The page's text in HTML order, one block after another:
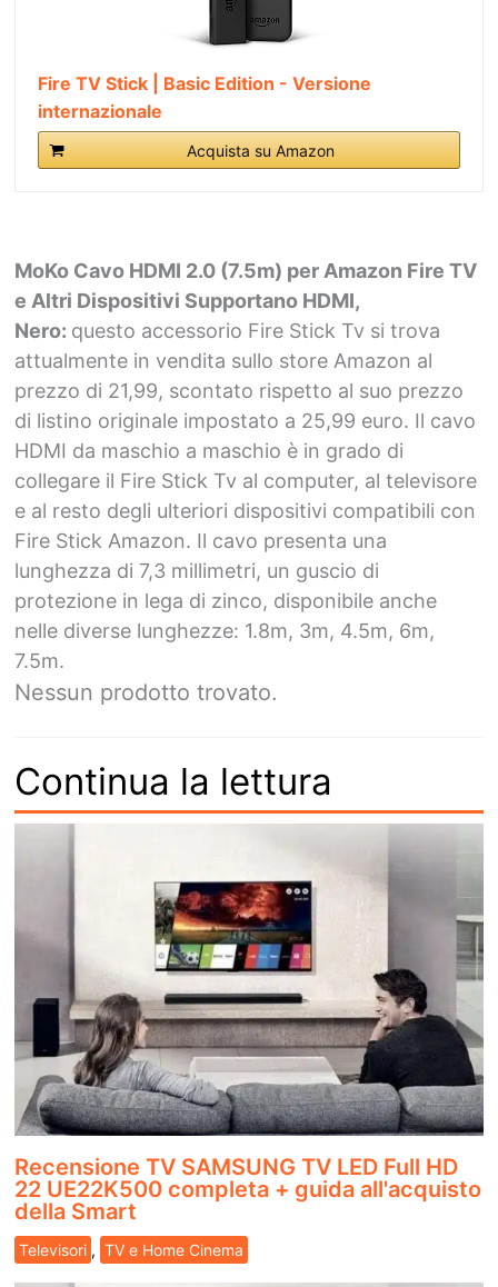
Fire TV Stick | Basic Edition - Versione
internazionale
Acquista su Amazon
MoKo Cavo HDMI 2.0 (7.5m) per Amazon Fire TV
e Altri Dispositivi Supportano HDMI,
Nero: questo accessorio Fire Stick Tv si trova
attualmente in vendita sullo store Amazon al
prezzo di 21,99, scontato rispetto al suo prezzo
di listino originale impostato a 25,99 euro. Il cavo
HDMI da maschio a maschio è in grado di
collegare il Fire Stick Tv al computer, al televisore
e al resto degli ulteriori dispositivi compatibili con
Fire Stick Amazon. Il cavo presenta una
lunghezza di 7,3 millimetri, un guscio di
protezione in lega di zinco, disponibile anche
nelle diverse lunghezze: 1.8m, 3m, 4.5m, 6m,
7.5m.
Nessun prodotto trovato.
Continua la lettura
Recensione TV SAMSUNG TV LED Full HD
22 UE22K500 completa + guida all'acquisto
della Smart
Televisori , TV e Home Cinema